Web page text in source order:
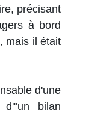
précisant
à bord
mais il était
d'une
bilan